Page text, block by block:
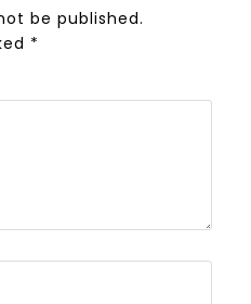
be published.
*